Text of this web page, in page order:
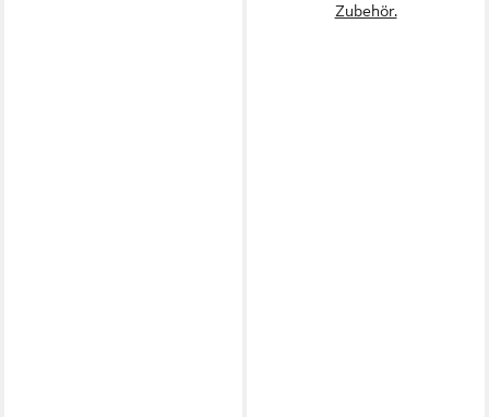
Zubehör.